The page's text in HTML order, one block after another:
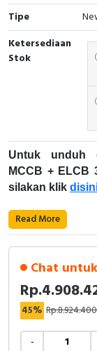
Cam Switch
RFID
Capacitive
Radio
Contact Block
Tipe
Ketersediaan
Stok
Untuk unduh
MCCB + ELCB
silakan klik
Karakteristik
Nama
16KA 380/
Deskripsi:
ELECTRIC
Schneider
Generasi baru
Read More
Chat
45%
-